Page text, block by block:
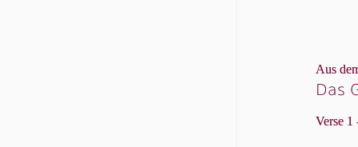
Aus
Das
Verse 1